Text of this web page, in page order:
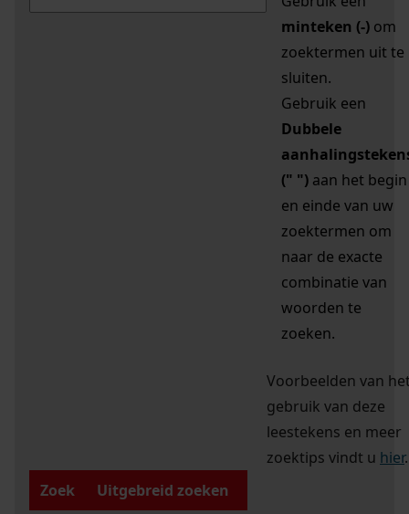
minteken (-) om
zoektermen uit te
sluiten.
Gebruik een
Dubbele
(" ") aan het begin
en einde van uw
zoektermen om
naar de exacte
combinatie van
woorden te
zoeken.
Voorbeelden van
gebruik van deze
leestekens en meer
zoektips vindt u hier.
Zoek
Uitgebreid zoeken